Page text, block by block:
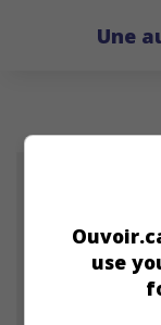
Une
HD
use